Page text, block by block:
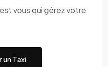
vous qui gérez votre
un Taxi